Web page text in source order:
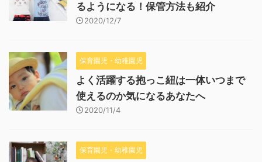
るようになる！保管方法も紹介
2020/12/7
保育園児・幼稚園児
よく活躍する抱っこ紐は一体いつまで
使えるのか気になるあなたへ
2020/11/4
保育園児・幼稚園児